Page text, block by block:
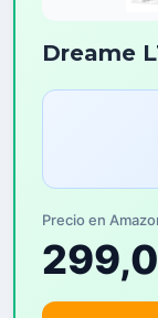
Dreame
Precio en